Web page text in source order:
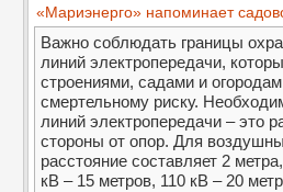
«Мариэнерго» напоминает
Важно соблюдать границы
линий электропередачи,
строениями, садами и
смертельному риску.
линий электропередачи – это
стороны от опор. Для
расстояние составляет 2
кВ – 15 метров, 110 кВ – 20